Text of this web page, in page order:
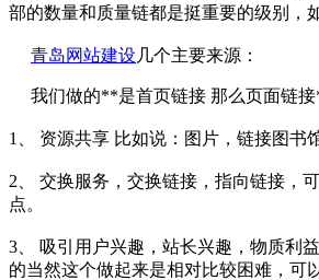
部的数量和质量链都是挺重要的级别，
青岛网站建设几个主要来源：
我们做的**是首页链接 那么页面链接
1、 资源共享 比如说：图片，链接图书
2、 交换服务，交换链接，指向链接，
点。
3、 吸引用户兴趣，站长兴趣，物质利
的当然这个做起来是相对比较困难，可